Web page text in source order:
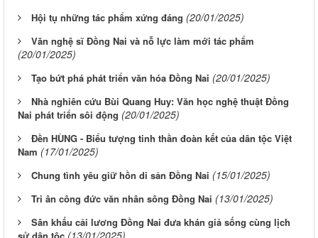
Hội tụ những tác phẩm xứng đáng (20/01/2025)
Văn nghệ sĩ Đồng Nai và nỗ lực làm mới tác phẩm
(20/01/2025)
Tạo bứt phá phát triển văn hóa Đồng Nai (20/01/2025)
Nhà nghiên cứu Bùi Quang Huy: Văn học nghệ thuật Đồng
Nai phát triển sôi động (20/01/2025)
Đền HÙNG - Biểu tượng tinh thần đoàn kết của dân tộc Việt
Nam (17/01/2025)
Chung tình yêu giữ hồn di sản Đồng Nai (15/01/2025)
Tri ân công đức văn nhân sông Đồng Nai (13/01/2025)
Sân khấu cải lương Đồng Nai đưa khán giả sống cùng lịch
sử dân tộc (13/01/2025)